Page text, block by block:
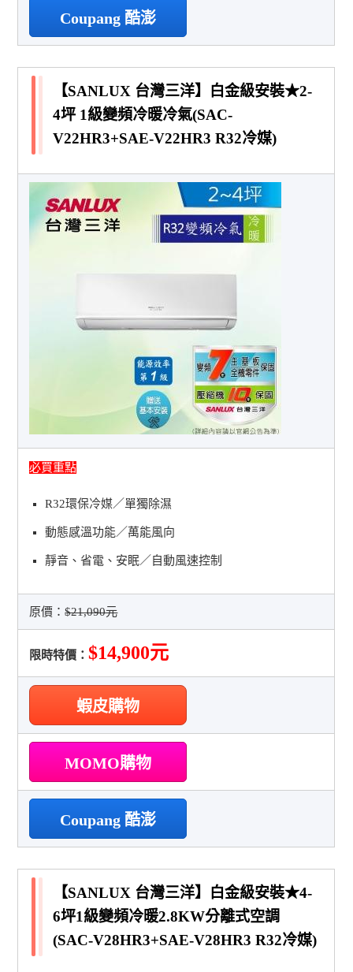
Coupang 酷澎
【SANLUX 台灣三洋】白金級安裝★2-
4坪 1級變頻冷暖冷氣(SAC-
V22HR3+SAE-V22HR3 R32冷媒)
必買重點
R32環保冷媒／單獨除濕
動態感溫功能／萬能風向
靜音、省電、安眠／自動風速控制
原價：$21,090元
限時特價：$14,900元
蝦皮購物
MOMO購物
Coupang 酷澎
【SANLUX 台灣三洋】白金級安裝★4-
6坪1級變頻冷暖2.8KW分離式空調
(SAC-V28HR3+SAE-V28HR3 R32冷媒)